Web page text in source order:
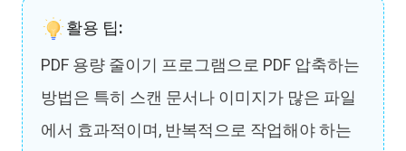
활용 팁:
PDF 용량 줄이기 프로그램으로 PDF 압축하는
방법은 특히 스캔 문서나 이미지가 많은 파일
에서 효과적이며, 반복적으로 작업해야 하는